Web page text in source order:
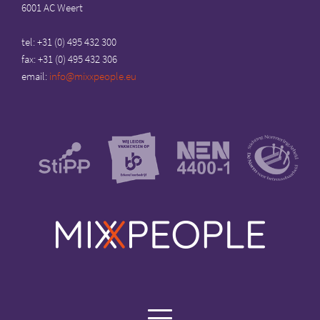
6001 AC Weert
tel: +31 (0) 495 432 300
fax: +31 (0) 495 432 306
email: info@mixxpeople.eu